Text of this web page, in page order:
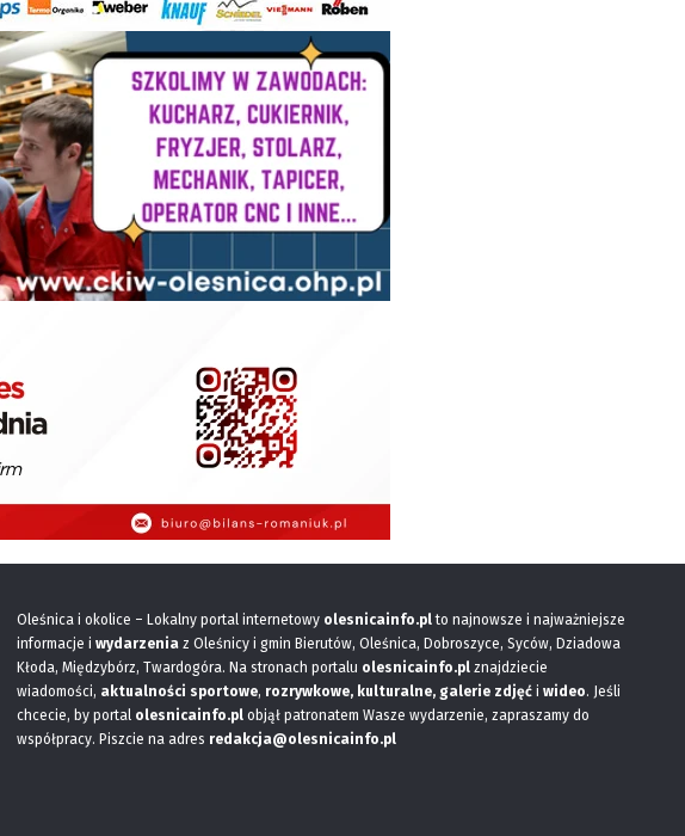
Oleśnica i okolice – Lokalny portal internetowy olesnicainfo.plto najnowsze i najważniejsze
informacje i wydarzenia z Oleśnicy i gmin Bierutów, Oleśnica, Dobroszyce, Syców, Dziadowa
Kłoda, Międzybórz, Twardogóra. Na stronach portalu olesnicainfo.pl znajdziecie
wiadomości, aktualności sportowe, rozrywkowe, kulturalne, galerie zdjęć i wideo. Jeśli
chcecie, by portal olesnicainfo.pl objął patronatem Wasze wydarzenie, zapraszamy do
współpracy. Piszcie na adres redakcja@olesnicainfo.pl